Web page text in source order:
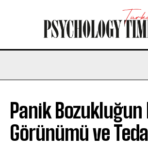
Panik
Görünümü ve